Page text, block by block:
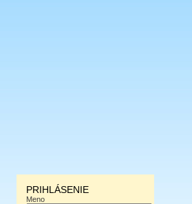
PRIHLÁSENIE
Meno